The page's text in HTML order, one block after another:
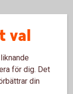
företag
val
för dig. Det
din